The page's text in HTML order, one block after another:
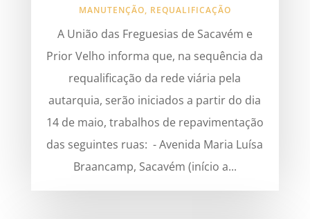
MANUTENÇÃO, REQUALIFICAÇÃO
A União das Freguesias de Sacavém e
Prior Velho informa que, na sequência da
requalificação da rede viária pela
autarquia, serão iniciados a partir do dia
14 de maio, trabalhos de repavimentação
das seguintes ruas: - Avenida Maria Luísa
Braancamp, Sacavém (início a...